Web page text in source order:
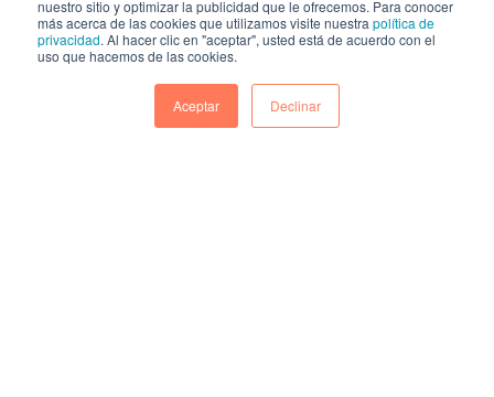
nuestro sitio y optimizar la publicidad que le ofrecemos. Para conocer
más acerca de las cookies que utilizamos visite nuestra política de
privacidad. Al hacer clic en "aceptar", usted está de acuerdo con el
uso que hacemos de las cookies.
Aceptar Declinar
Nos últimos anos, muitas empresas cresceram mais
rápido do que imaginavam. Novos mercados, mais
clie...
CONTINUAR